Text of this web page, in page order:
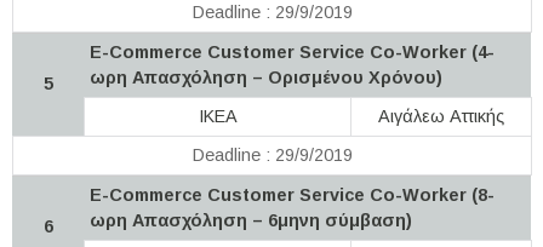
Deadline : 29/9/2019
5
E-Commerce Customer Service Co-Worker (4-
ωρη Απασχόληση – Ορισμένου Χρόνου)
IKEA
Αιγάλεω Αττικής
Deadline : 29/9/2019
6
E-Commerce Customer Service Co-Worker (8-
ωρη Απασχόληση – 6μηνη σύμβαση)